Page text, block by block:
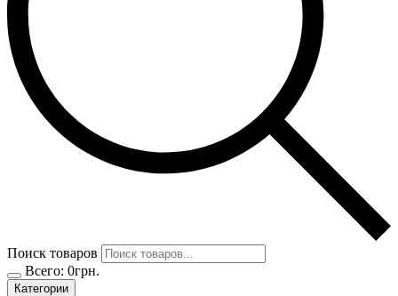
Поиск товаров
Всего: 0грн.
Категории